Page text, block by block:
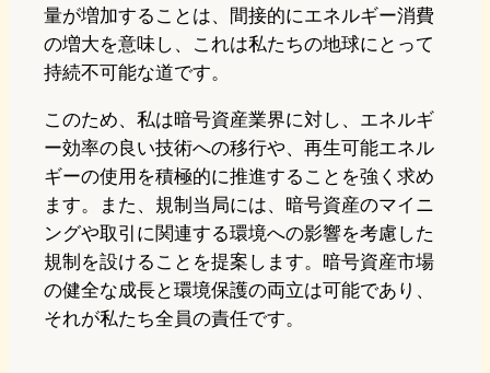
量が増加することは、間接的にエネルギー消費
の増大を意味し、これは私たちの地球にとって
持続不可能な道です。
このため、私は暗号資産業界に対し、エネルギ
ー効率の良い技術への移行や、再生可能エネル
ギーの使用を積極的に推進することを強く求め
ます。また、規制当局には、暗号資産のマイニ
ングや取引に関連する環境への影響を考慮した
規制を設けることを提案します。暗号資産市場
の健全な成長と環境保護の両立は可能であり、
それが私たち全員の責任です。